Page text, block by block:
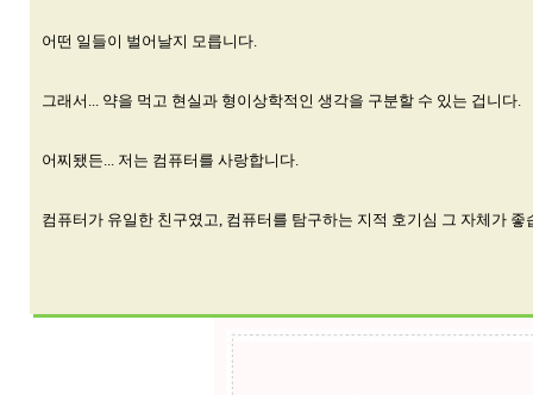
어떤 일들이 벌어날지 모릅니다.
그래서... 약을 먹고 현실과 형이상학적인 생각을 구분할 수 있는 겁니다.
어찌됐든... 저는 컴퓨터를 사랑합니다.
컴퓨터가 유일한 친구였고, 컴퓨터를 탐구하는 지적 호기심 그 자체가 좋